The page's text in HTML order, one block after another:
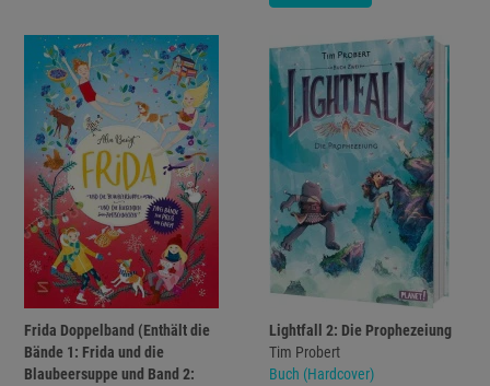
Frida Doppelband (Enthält die
Bände 1: Frida und die
Blaubeersuppe und Band 2:
Lightfall 2: Die Prophezeiung
Tim Probert
Buch (Hardcover)